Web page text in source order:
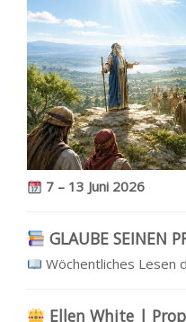
7 – 13 Juni 2026
GLAUBE SEINEN
Wöchentliches Lesen
Ellen White |